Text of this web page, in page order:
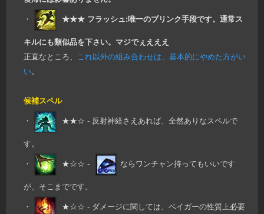
・
★★★ フラッシュ:唯一のブリンク手段です。通常ス
キルにも類似品を下さい。マジでぇえええ
正直なところ、
これ以外の組み合わせは、基本的にやめた方がい
い。
候補スペル
・
★★☆ - 反射神経さえあれば、全然ありなスペルで
す。
・
★☆☆ - ならワンチャン持ってもいいです
が、そこまでです。
・
★☆☆ - ダメージに関しては、ベイガーの性質上必要